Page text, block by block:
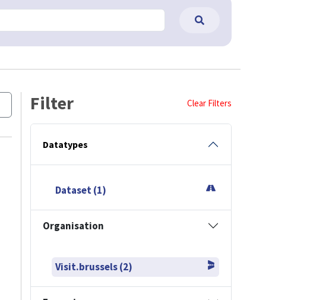
Filter Clear Filters
Datatypes
Dataset (1)
Organisation
Visit.brussels (2)